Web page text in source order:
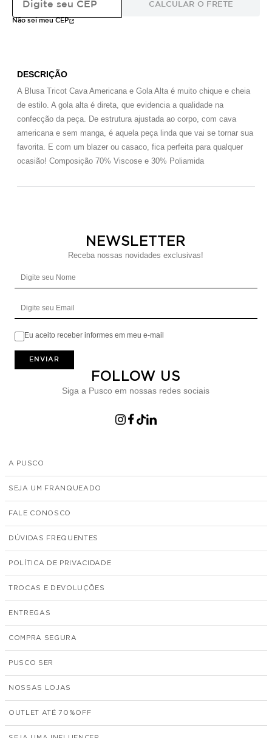
CALCULAR O FRETE
Não sei meu CEP
DESCRIÇÃO
A Blusa Tricot Cava Americana e Gola Alta é muito chique e cheia
de estilo. A gola alta é direta, que evidencia a qualidade na
confecção da peça. De estrutura ajustada ao corpo, com cava
americana e sem manga, é aquela peça linda que vai se tornar sua
favorita. E com um blazer ou casaco, fica perfeita para qualquer
ocasião! Composição 70% Viscose e 30% Poliamida
NEWSLETTER
Receba nossas novidades exclusivas!
Eu aceito receber informes em meu e-mail
ENVIAR
FOLLOW US
Siga a Pusco em nossas redes sociais
A PUSCO
SEJA UM FRANQUEADO
FALE CONOSCO
DÚVIDAS FREQUENTES
POLÍTICA DE PRIVACIDADE
TROCAS E DEVOLUÇÕES
ENTREGAS
COMPRA SEGURA
PUSCO SER
NOSSAS LOJAS
OUTLET ATÉ 70%